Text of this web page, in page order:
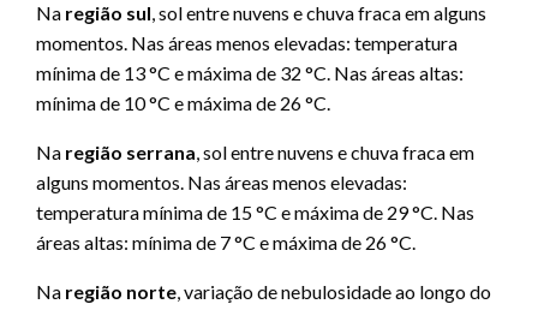
Na região sul, sol entre nuvens e chuva fraca em alguns
momentos. Nas áreas menos elevadas: temperatura
mínima de 13 °C e máxima de 32 °C. Nas áreas altas:
mínima de 10 °C e máxima de 26 °C.
Na região serrana, sol entre nuvens e chuva fraca em
alguns momentos. Nas áreas menos elevadas:
temperatura mínima de 15 °C e máxima de 29 °C. Nas
áreas altas: mínima de 7 °C e máxima de 26 °C.
Na região norte, variação de nebulosidade ao longo do